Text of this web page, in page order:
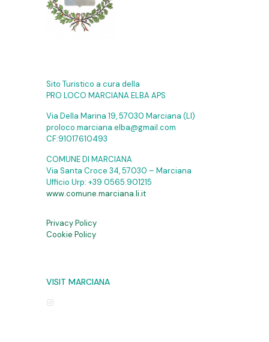
Sito Turistico a cura della
PRO LOCO MARCIANA ELBA APS
Via Della Marina 19, 57030 Marciana (LI)
proloco.marciana.elba@gmail.com
CF:91017610493
COMUNE DI MARCIANA
Via Santa Croce 34, 57030 – Marciana
Ufficio Urp: +39 0565.901215
www.comune.marciana.li.it
Privacy Policy
Cookie Policy
VISIT MARCIANA